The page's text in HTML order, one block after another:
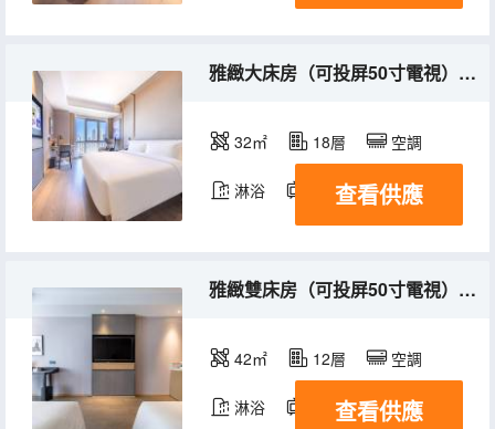
雅緻大床房（可投屏50寸電視）（深夜粥到）
32㎡ 18層 空調
淋浴 電視機
查看供應
雅緻雙床房（可投屏50寸電視）（深夜粥到）
42㎡ 12層 空調
淋浴 電視機
查看供應